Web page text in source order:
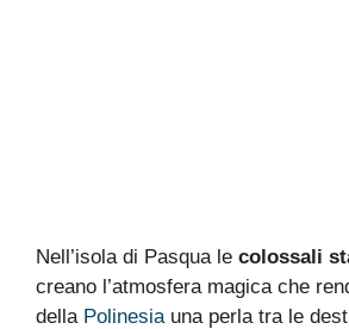
Nell’isola di Pasqua le colossali
creano l’atmosfera magica che
della Polinesia una perla tra le